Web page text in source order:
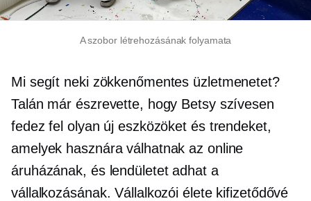
A szobor létrehozásának folyamata
Mi segít neki zökkenőmentes üzletmenetet?
Talán már észrevette, hogy Betsy szívesen
fedez fel olyan új eszközöket és trendeket,
amelyek hasznára válhatnak az online
áruházának, és lendületet adhat a
vállalkozásának. Vállalkozói élete kifizetődővé